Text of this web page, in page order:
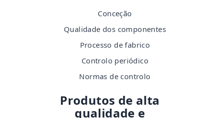
Conceção
Qualidade dos componentes
Processo de fabrico
Controlo periódico
Normas de controlo
Produtos de alta
qualidade e